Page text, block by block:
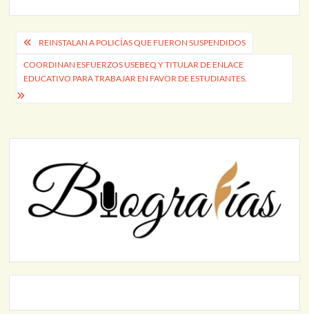
Navegación
de
entradas
REINSTALAN A POLICÍAS QUE FUERON SUSPENDIDOS
COORDINAN ESFUERZOS USEBEQ Y TITULAR DE ENLACE
EDUCATIVO PARA TRABAJAR EN FAVOR DE ESTUDIANTES.